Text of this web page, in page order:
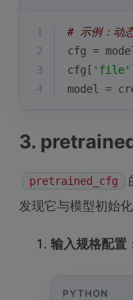
1
# 示例：动
2
cfg =
3
cfg[ 'file'
4
model =
3.
pretrained_cfg
发现它与模型初始
输入规格配置 ：
PYTHON